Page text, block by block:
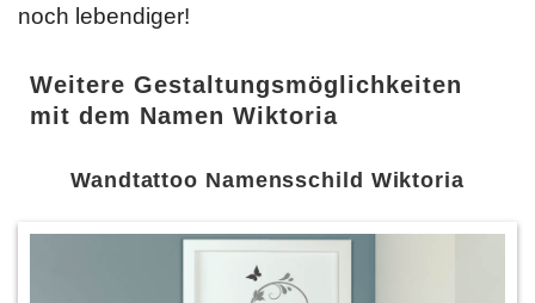
noch lebendiger!
Weitere Gestaltungsmöglichkeiten
mit dem Namen Wiktoria
Wandtattoo Namensschild Wiktoria